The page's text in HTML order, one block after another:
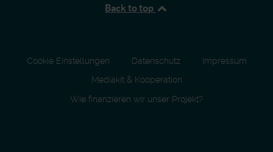
Back to top
Cookie Einstellungen Datenschutz
Impressum
Mediakit & Kooperation
Wie finanzieren wir unser Projekt?